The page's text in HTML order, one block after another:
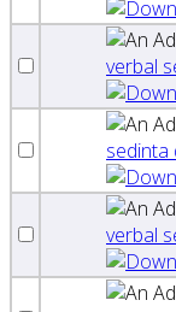
verbal
sedinta
verbal